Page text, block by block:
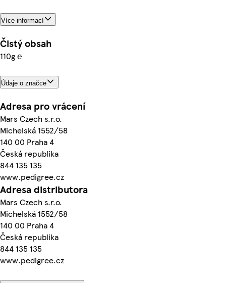
Více informací
Čistý obsah
110g ℮
Údaje o značce
Adresa pro vrácení
Mars Czech s.r.o.
Michelská 1552/58
140 00 Praha 4
Česká republika
844 135 135
www.pedigree.cz
Adresa distributora
Mars Czech s.r.o.
Michelská 1552/58
140 00 Praha 4
Česká republika
844 135 135
www.pedigree.cz